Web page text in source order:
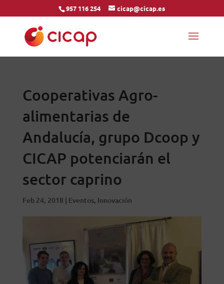
957 116 254 cicap@cicap.es
Cooperativas Agro-
alimentarias de
Andalucía, grupo Dcoop y
CICAP potenciarán el
sector caprino
Feb 24, 2018 | Eventos, Innovación